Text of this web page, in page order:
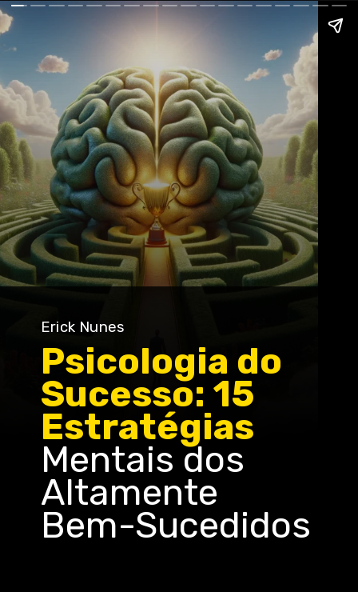
Erick Nunes
Psicologia do
Sucesso: 15
Estratégias
Mentais dos
Altamente
Bem-Sucedidos